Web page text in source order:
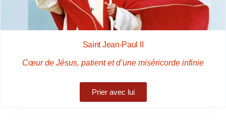
Saint Jean-Paul II
Cœur de Jésus, patient et d’une miséricorde infinie
Prier avec lui